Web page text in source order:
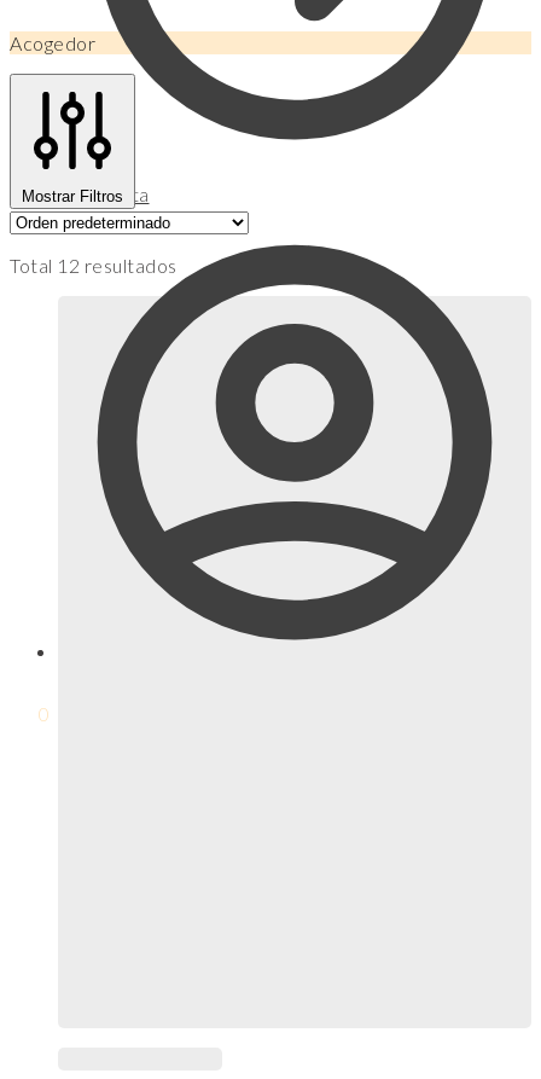
Mi Cuenta
0
Acogedor
Mostrar Filtros
Total 12 resultados